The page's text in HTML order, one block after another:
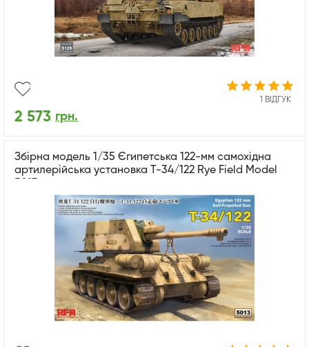
1 ВІДГУК
2 573 грн.
Збірна модель 1/35 Єгипетська 122-мм самохідна
артилерійська установка T-34/122 Rye Field Model